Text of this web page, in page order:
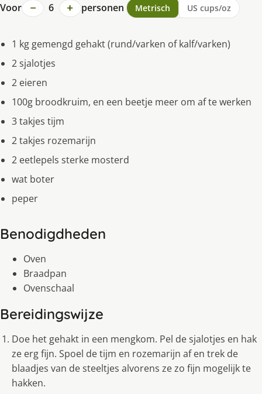
Voor − 6 + personen Metrisch US cups/oz
1 kg gemengd gehakt (rund/varken of kalf/varken)
2 sjalotjes
2 eieren
100g broodkruim, en een beetje meer om af te werken
3 takjes tijm
2 takjes rozemarijn
2 eetlepels sterke mosterd
wat boter
peper
Benodigdheden
Oven
Braadpan
Ovenschaal
Bereidingswijze
Doe het gehakt in een mengkom. Pel de sjalotjes en hak
ze erg fijn. Spoel de tijm en rozemarijn af en trek de
blaadjes van de steeltjes alvorens ze zo fijn mogelijk te
hakken.